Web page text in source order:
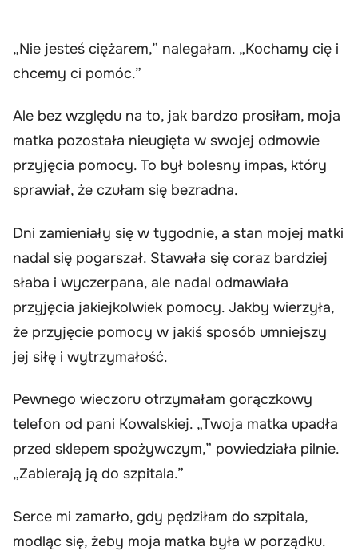
„Nie jesteś ciężarem,” nalegałam. „Kochamy cię i
chcemy ci pomóc.”
Ale bez względu na to, jak bardzo prosiłam, moja
matka pozostała nieugięta w swojej odmowie
przyjęcia pomocy. To był bolesny impas, który
sprawiał, że czułam się bezradna.
Dni zamieniały się w tygodnie, a stan mojej matki
nadal się pogarszał. Stawała się coraz bardziej
słaba i wyczerpana, ale nadal odmawiała
przyjęcia jakiejkolwiek pomocy. Jakby wierzyła,
że przyjęcie pomocy w jakiś sposób umniejszy
jej siłę i wytrzymałość.
Pewnego wieczoru otrzymałam gorączkowy
telefon od pani Kowalskiej. „Twoja matka upadła
przed sklepem spożywczym,” powiedziała pilnie.
„Zabierają ją do szpitala.”
Serce mi zamarło, gdy pędziłam do szpitala,
modląc się, żeby moja matka była w porządku.